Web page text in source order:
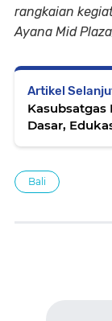
rangkaian
Ayana Mid
Artikel
Kasubsatgas
Dasar,
Bali